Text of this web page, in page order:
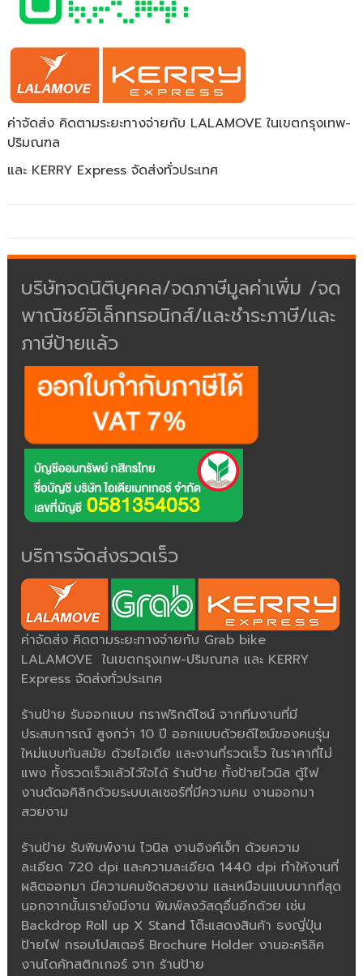
ค่าจัดส่ง คิดตามระยะทางจ่ายกับ LALAMOVE ในเขตกรุงเทพ-
ปริมณฑล
และ KERRY Express จัดส่งทั่วประเทศ
บริษัทจดนิติบุคคล/จดภาษีมูลค่าเพิ่ม /จด
พาณิชย์อิเล็กทรอนิกส์/และชำระภาษี/และ
ภาษีป้ายแล้ว
บริการจัดส่งรวดเร็ว
ค่าจัดส่ง คิดตามระยะทางจ่ายกับ Grab bike
LALAMOVE ในเขตกรุงเทพ-ปริมณฑล และ KERRY
Express จัดส่งทั่วประเทศ
ร้านป้าย รับออกแบบ กราฟริกดีไซน์ จากทีมงานที่มี
ประสบการณ์ สูงกว่า 10 ปี ออกแบบด้วยดีไซน์ของคนรุ่น
ใหม่แบบทันสมัย ด้วยไอเดีย และงานที่รวดเร็ว ในราคาที่ไม่
แพง ทั้งรวดเร็วแล้วไว้ใจได้ ร้านป้าย ทั้งป้ายไวนิล ตู้ไฟ
งานตัดอคิลิกด้วยระบบเลเซอร์ที่มีความคม งานออกมา
สวยงาม
ร้านป้าย รับพิมพ์งาน ไวนิล งานอิงค์เจ็ท ด้วยความ
ละเอียด 720 dpi และความละเอียด 1440 dpi ทำให้งานที่
ผลิตออกมา มีความคมชัดสวยงาม และเหมือนแบบมากที่สุด
นอกจากนั้นเรายังมีงาน พิมพ์ลงวัสดุอื่นอีกด้วย เช่น
Backdrop Roll up X Stand โต๊ะแสดงสินค้า ธงญี่ปุ่น
ป้ายไฟ กรอบโปสเตอร์ Brochure Holder งานอะคริลิค
งานไดคัทสติกเกอร์ จาก ร้านป้าย